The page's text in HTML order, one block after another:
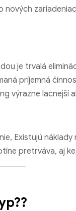
nových
je trvalá
príjemná
výrazne lacnejší
Existujú náklady
pretrváva, aj